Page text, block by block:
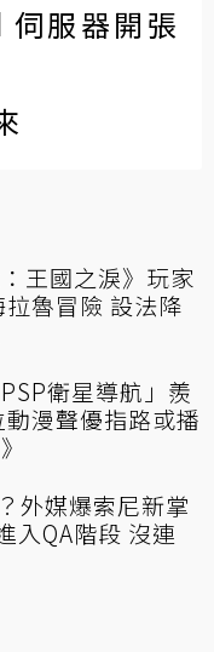
伺服器開張
王國之淚》玩家
魯冒險 設法降
衛星導航」羨
漫聲優指路或播
外媒爆索尼新掌
入QA階段 沒連